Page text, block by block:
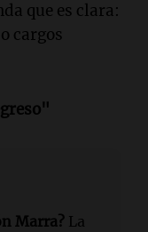
que es clara:
cargos
Marra? La